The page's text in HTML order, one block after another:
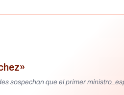
sospechan que el primer